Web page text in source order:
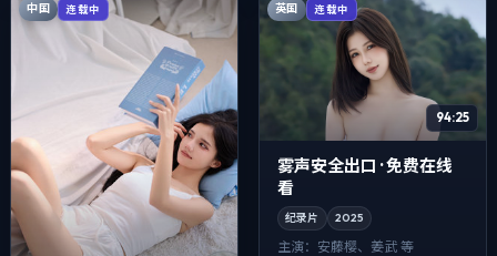
中国 连载中 英国 连载中
94:25
雾声安全出口 · 免费在线
看
纪录片 2025
主演： 安藤樱、姜武 等